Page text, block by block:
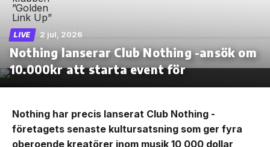
LIVE 2 jul, 2026
Nothing lanserar Club Nothing -ansök om
10.000kr att starta event för
Nothing har precis lanserat Club Nothing -
företagets senaste kultursatsning som ger fyra
oberoende kreatörer inom musik 10 000 dollar